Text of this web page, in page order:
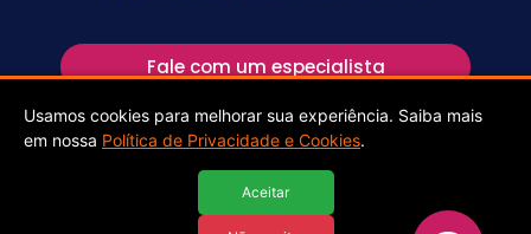
Fale com um especialista
Usamos cookies para melhorar sua experiência. Saiba mais
em nossa Política de Privacidade e Cookies.
Aceitar